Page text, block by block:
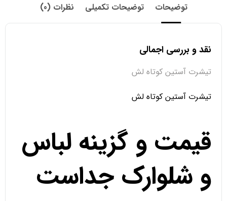
توضیحات توضیحات تکمیلی نظرات (0)
نقد و بررسی اجمالی
تیشرت آستین کوتاه لش
تیشرت آستین کوتاه لش
قیمت و گزینه لباس
و شلوارک جداست